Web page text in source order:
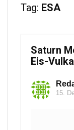
Tag: ESA
Saturn
Eis-
15.